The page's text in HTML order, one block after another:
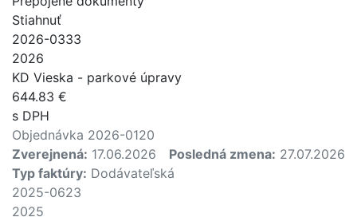
Stiahnuť
2026-0333
2026
KD Vieska - parkové úpravy
644.83 €
s DPH
Objednávka 2026-0120
Zverejnená: 17.06.2026 Posledná zmena: 27.07.2026
Typ faktúry: Dodávateľská
2025-0623
2025